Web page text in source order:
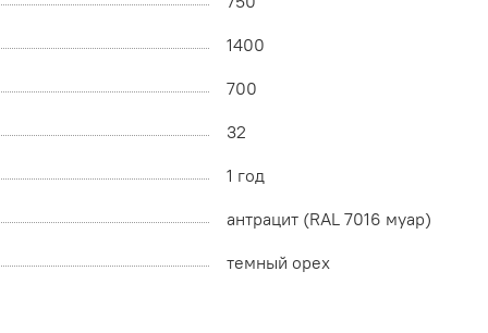
1400
700
32
1 год
антрацит (RAL 7016 муар)
темный орех